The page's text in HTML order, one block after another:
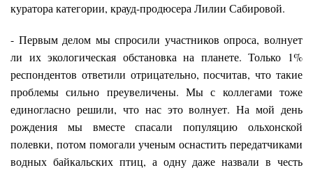
куратора категории, крауд-продюсера Лилии Сабировой.
- Первым делом мы спросили участников опроса, волнует
ли их экологическая обстановка на планете. Только 1%
респондентов ответили отрицательно, посчитав, что такие
проблемы сильно преувеличены. Мы с коллегами тоже
единогласно решили, что нас это волнует. На мой день
рождения мы вместе спасали популяцию ольхонской
полевки, потом помогали ученым оснастить передатчиками
водных байкальских птиц, а одну даже назвали в честь